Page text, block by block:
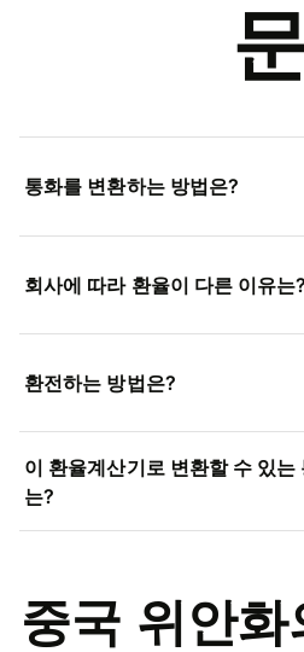
통화를 변환하는 방법은?
회사에 따라 환율이 다른 이유는?
환전하는 방법은?
이 환율계산기로 변환할 수 있는
는?
중국 위안